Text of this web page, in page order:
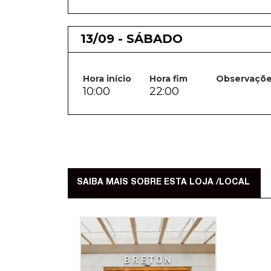
13/09 - SÁBADO
Hora início Hora fim
10:00 22:00
SAIBA MAIS SOBRE ESTA LOJA /LOCAL